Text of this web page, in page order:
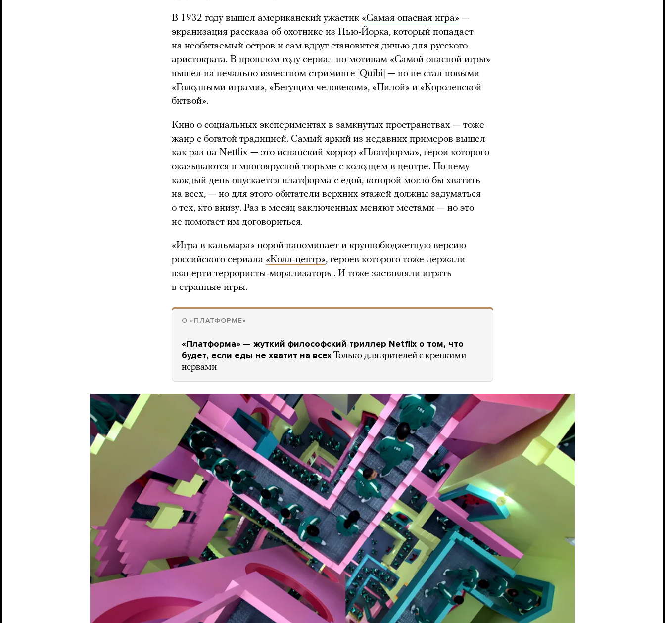
В 1932 году вышел американский ужастик «Самая опасная игра» —
экранизация рассказа об охотнике из Нью-Йорка, который попадает
на необитаемый остров и сам вдруг становится дичью для русского
аристократа. В прошлом году сериал по мотивам «Самой опасной игры»
вышел на печально известном стриминге Quibi — но не стал новыми
«Голодными играми», «Бегущим человеком», «Пилой» и «Королевской
битвой».
Кино о социальных экспериментах в замкнутых пространствах — тоже
жанр с богатой традицией. Самый яркий из недавних примеров вышел
как раз на Netflix — это испанский хоррор «Платформа», герои которого
оказываются в многоярусной тюрьме с колодцем в центре. По нему
каждый день опускается платформа с едой, которой могло бы хватить
на всех, — но для этого обитатели верхних этажей должны задуматься
о тех, кто внизу. Раз в месяц заключенных меняют местами — но это
не помогает им договориться.
«Игра в кальмара» порой напоминает и крупнобюджетную версию
российского сериала «Колл-центр», героев которого тоже держали
взаперти террористы-морализаторы. И тоже заставляли играть
в странные игры.
О «ПЛАТФОРМЕ»
«Платформа» — жуткий философский триллер Netflix о том, что
будет, если еды не хватит на всех Только для зрителей с крепкими
нервами